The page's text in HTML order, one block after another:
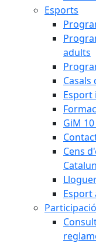
Esports
adults
Esport
GiM
Cens
Esport
Participació